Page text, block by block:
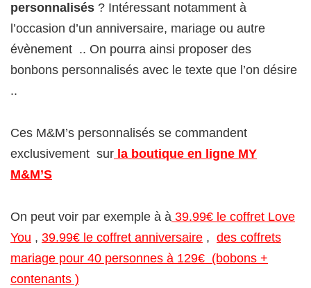
personnalisés ? Intéressant notamment à
l’occasion d’un anniversaire, mariage ou autre
évènement .. On pourra ainsi proposer des
bonbons personnalisés avec le texte que l’on désire
..
Ces M&M’s personnalisés se commandent
exclusivement sur la boutique en ligne MY
M&M’S
On peut voir par exemple à à 39.99€ le coffret Love
You , 39.99€ le coffret anniversaire , des coffrets
mariage pour 40 personnes à 129€ (bobons +
contenants )